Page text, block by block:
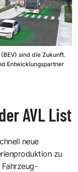
sind die Zukunft.
Entwicklungspartner
AVL List
neue
zu